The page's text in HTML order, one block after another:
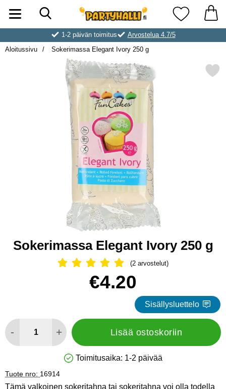
Ostoskori laajennettu Partyhallen AB
Suosikkini
1-2 päivän toimitus
Arvostelua 4.7/5
Aloitussivu
Sokerimassa Elegant Ivory 250 g
Merkitse sokerimassa
Sokerimassa Elegant Ivory 250 g
Arvostelu: 5 Tähdet, Ohita kaikki
(2 arvostelut)
hinta
€4.20
Sisällysluettelo
- + Lisää ostoskoriin
Saatavuus: Varastossa
Toimitusaika: 1-2 päivää
Tuote nro: 16914
Tämä valkoinen sokeritahna tai sokeritahna voi olla todella